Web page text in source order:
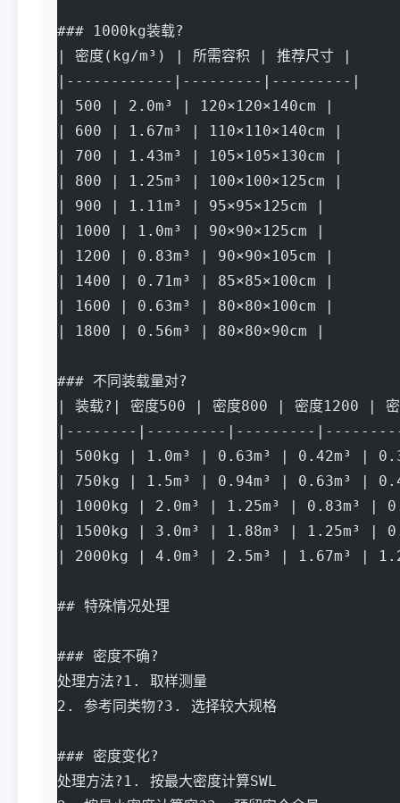
### 1000kg装载?
| 密度(kg/m³) | 所需容积 | 推荐尺寸 |
|------------|---------|---------|
| 500 | 2.0m³ | 120×120×140cm |
| 600 | 1.67m³ | 110×110×140cm |
| 700 | 1.43m³ | 105×105×130cm |
| 800 | 1.25m³ | 100×100×125cm |
| 900 | 1.11m³ | 95×95×125cm |
| 1000 | 1.0m³ | 90×90×125cm |
| 1200 | 0.83m³ | 90×90×105cm |
| 1400 | 0.71m³ | 85×85×100cm |
| 1600 | 0.63m³ | 80×80×100cm |
| 1800 | 0.56m³ | 80×80×90cm |
### 不同装载量对?
| 装载?| 密度500 | 密度800 | 密度1200 |
|--------|---------|---------
| 500kg | 1.0m³ | 0.63m³ | 0.42m³ |
| 750kg | 1.5m³ | 0.94m³ | 0.63m³ |
| 1000kg | 2.0m³ | 1.25m³ | 0.83m³ |
| 1500kg | 3.0m³ | 1.88m³ | 1.25m³ |
| 2000kg | 4.0m³ | 2.5m³ | 1.67m³ |
## 特殊情况处理
### 密度不确?
处理方法?1. 取样测量
2. 参考同类物?3. 选择较大规格
### 密度变化?
处理方法?1. 按最大密度计算SWL